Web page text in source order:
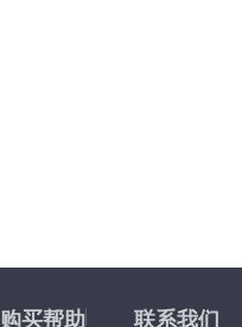
购买帮助 联系我们